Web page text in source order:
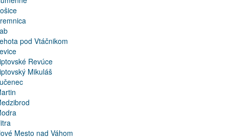
pod Vtáčnikom
Revúce
Mikuláš
Mesto nad Váhom